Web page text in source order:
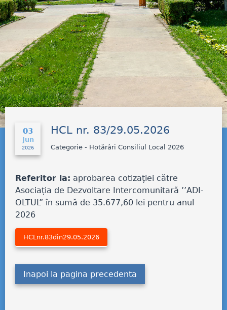
03
Jun
2026
HCL nr. 83/29.05.2026
Categorie - Hotărâri Consiliul Local 2026
Referitor la: aprobarea cotizației către
Asociația de Dezvoltare Intercomunitară ’’ADI-
OLTUL” în sumă de 35.677,60 lei pentru anul
2026
HCLnr.83din29.05.2026
Inapoi la pagina precedenta